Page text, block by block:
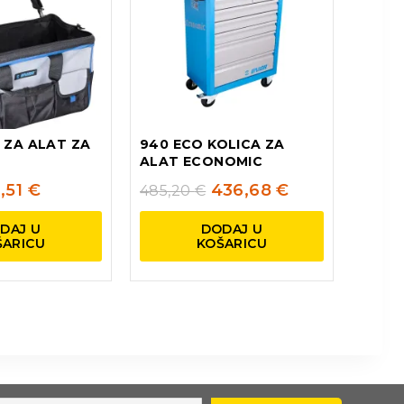
ZA ALAT ZA
€
U
940 ECO KOLICA ZA
ALAT ECONOMIC
485,20€ 436,68€
DODAJ U
KOŠARICU